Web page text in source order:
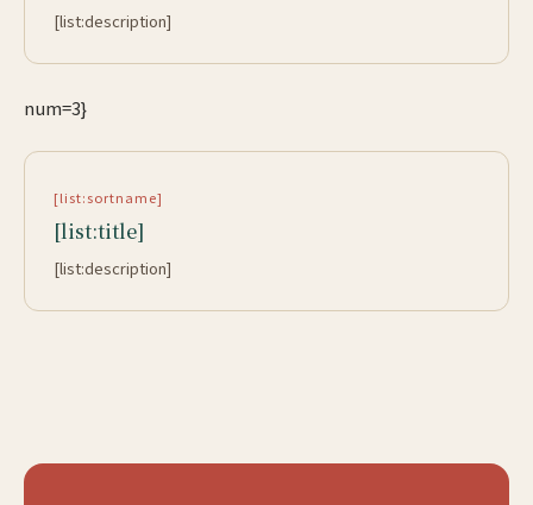
[list:description]
num=3}
[list:sortname]
[list:title]
[list:description]